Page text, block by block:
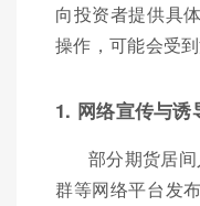
向投资者提供具
操作，可能会受到
1. 网络宣传与诱
部分期货居
群等网络平台发